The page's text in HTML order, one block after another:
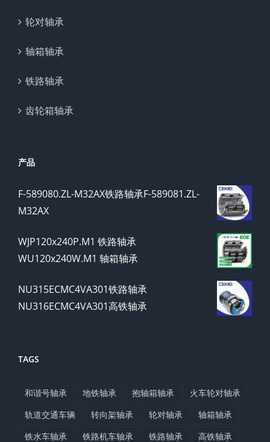
轮对轴承
轴箱轴承
铁路轴承
齿轮箱轴承
产品
F-589080.ZL-M32AX铁路轴承F-589081.ZL-
M32AX
WJP120x240P.M1 铁路轴承
WU120x240W.M1 轴箱轴承
NU315ECMC4VA301铁路轴承
NU316ECMC4VA301高铁轴承
TAGS
和谐号轴承 地铁轴承 抱轴箱轴承
火车轮对轴承
轨道交通车辆
转向架轴承 轮对轴承
轴箱轴承
铁水车轴承
铁路机车轴承 铁路轴承 高铁轴承